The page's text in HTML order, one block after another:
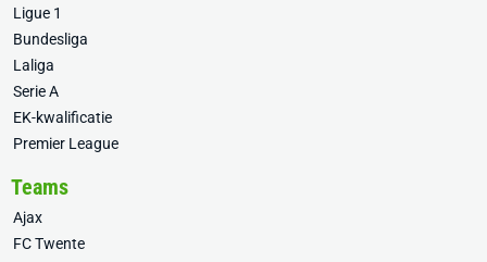
Ligue 1
Bundesliga
Laliga
Serie A
EK-kwalificatie
Premier League
Teams
Ajax
FC Twente